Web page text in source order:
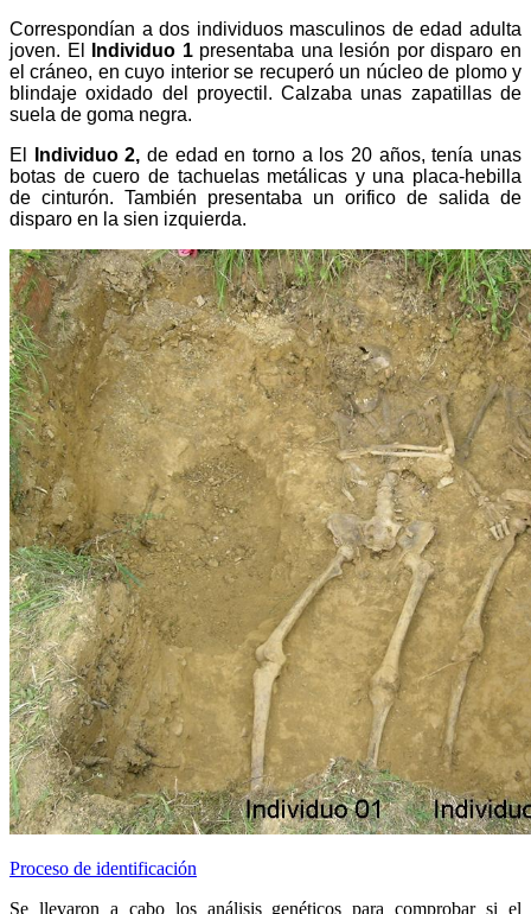
Correspondían a dos individuos masculinos de edad adulta
joven. El
Individuo 1presentaba una lesión por disparo en
el cráneo, en cuyo interior se recuperó un núcleo de plomo y
blindaje oxidado del proyectil. Calzaba unas zapatillas de
suela de goma negra.
El
Individuo 2,de edad en torno a los 20 años, tenía unas
botas de cuero de tachuelas metálicas y una placa-hebilla
de cinturón. También presentaba un orifico de salida de
disparo en la sien izquierda.
Proceso de identificación
Se llevaron a cabo los análisis genéticos para comprobar si el